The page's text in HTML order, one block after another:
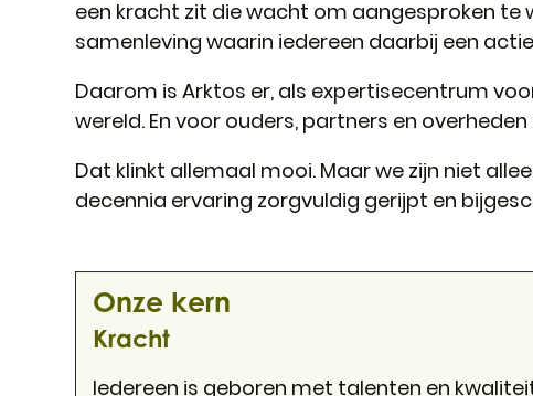
een kracht zit die wacht om aangesproken te
samenleving waarin iedereen daarbij een
Daarom is Arktos er, als expertisecentrum
wereld. En voor ouders, partners en
Dat klinkt allemaal mooi. Maar we zijn niet
decennia ervaring zorgvuldig gerijpt en
Onze kern
Kracht
Iedereen is geboren met talenten en